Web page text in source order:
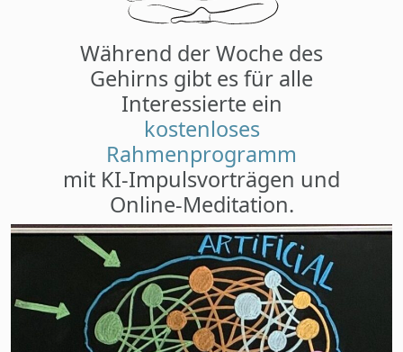
Während der Woche des
Gehirns gibt es für alle
Interessierte ein
kostenloses
Rahmenprogramm
mit KI-Impulsvorträgen und
Online-Meditation.